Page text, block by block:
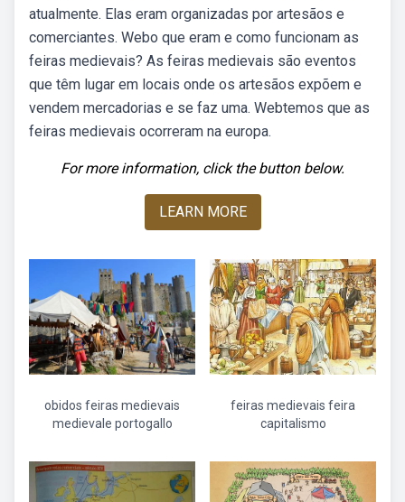
atualmente. Elas eram organizadas por artesãos e
comerciantes. Webo que eram e como funcionam as
feiras medievais? As feiras medievais são eventos
que têm lugar em locais onde os artesãos expõem e
vendem mercadorias e se faz uma. Webtemos que as
feiras medievais ocorreram na europa.
For more information, click the button below.
LEARN MORE
obidos feiras medievais
medievale portogallo
feiras medievais feira
capitalismo